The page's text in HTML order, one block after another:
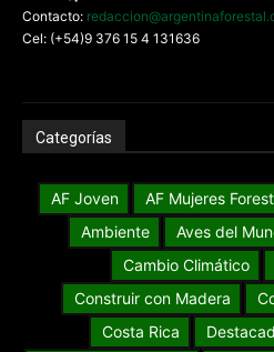
Contacto:
Cel: (+54)9 376 15 4 131636
Categorías
AF Joven AF Mujeres
Ambiente
Aves del
Cambio Climático
Construir con Madera
Costa Rica